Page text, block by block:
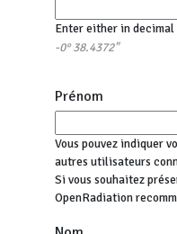
Enter either in decimal
-0° 38.4372"
Prénom
Vous pouvez indiquer
autres utilisateurs
Si vous souhaitez
OpenRadiation